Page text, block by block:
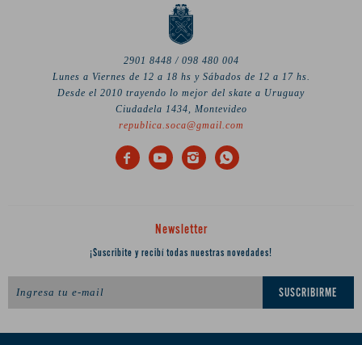
2901 8448 / 098 480 004
Lunes a Viernes de 12 a 18 hs y Sábados de 12 a 17 hs.
Desde el 2010 trayendo lo mejor del skate a Uruguay
Ciudadela 1434, Montevideo
republica.soca@gmail.com
   
Newsletter
¡Suscribite y recibí todas nuestras novedades!
SUSCRIBIRME